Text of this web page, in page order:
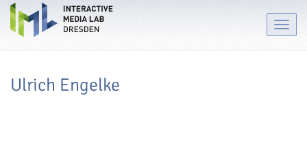
Toggle
Ulrich Engelke